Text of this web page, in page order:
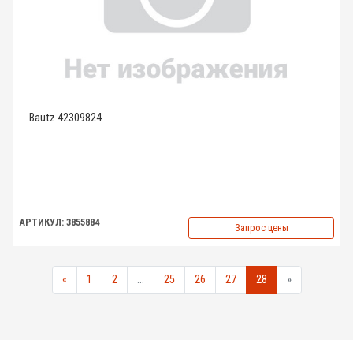
Bautz 42309824
АРТИКУЛ: 3855884 Запрос цены
« 1 2 ... 25 26 27 28 »